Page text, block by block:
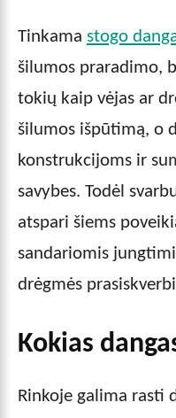
Tinkama stogo
šilumos praradimo,
tokių kaip vėjas ar
šilumos išpūtimą, o
konstrukcijoms ir
savybes. Todėl
atspari šiems
sandariomis
drėgmės
Kokias
Rinkoje galima rasti